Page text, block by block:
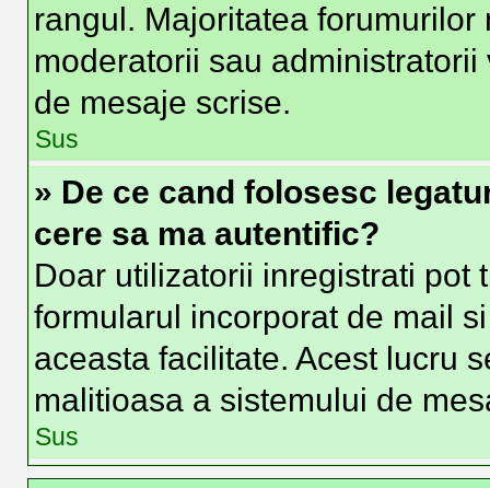
rangul. Majoritatea
moderatorii sau
de mesaje scrise.
Sus
» De ce cand folosesc
cere sa ma autentific?
Doar utilizatorii inregistrati pot
formularul incorporat de mail
aceasta facilitate. Acest lucru
malitioasa a sistemului de
Sus